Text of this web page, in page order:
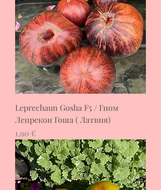
Leprechaun Gosha F5 / Гном
Лепрекон Гоша ( Латвия)
Цена
1,90 €